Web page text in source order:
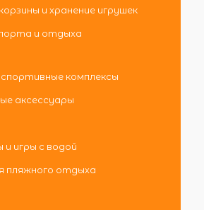
и хранение игрушек
и отдыха
комплексы
аксессуары
и игры с водой
пляжного отдыха